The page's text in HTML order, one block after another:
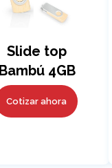
Slide top
Bambú 4GB
Cotizar ahora